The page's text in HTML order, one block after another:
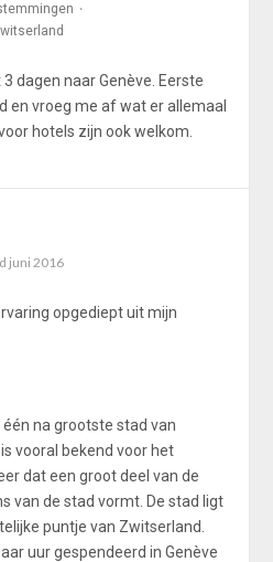
3 dagen naar Genève. Eerste
en vroeg me af wat er allemaal
hotels zijn ook welkom.
juni 2016
opgediept uit mijn
één na grootste stad van
vooral bekend voor het
dat een groot deel van de
van de stad vormt. De stad ligt
puntje van Zwitserland.
uur gespendeerd in Genève